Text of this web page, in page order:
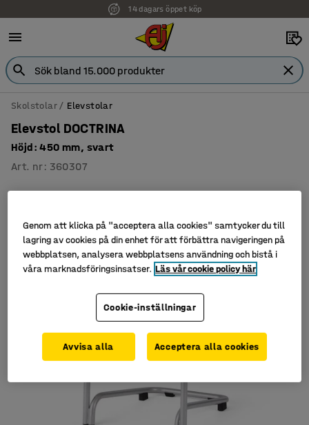
14 dagars öppet köp
Skolstolar Elevstolar
Elevstol DOCTRINA
Höjd: 450 mm, svart
Art. nr: 360307
Genom att klicka på "acceptera alla cookies" samtycker du till
lagring av cookies på din enhet för att förbättra navigeringen på
webbplatsen, analysera webbplatsens användning och bistå i
våra marknadsföringsinsatser. Läs vår cookie policy här
Cookie-inställningar
Avvisa alla Acceptera alla cookies